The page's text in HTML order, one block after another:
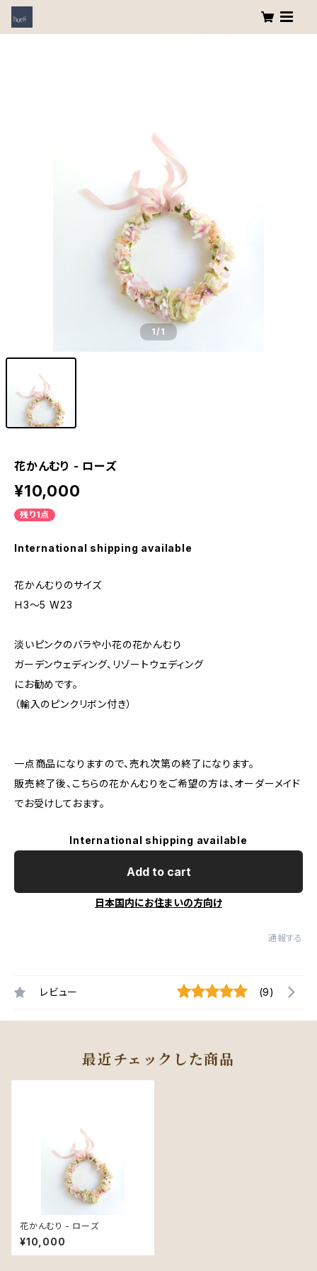
1/1
花かんむり - ローズ
¥10,000
残り1点
International shipping available
花かんむりのサイズ
Ｈ3〜5 W23
淡いピンクのバラや小花の花かんむり
ガーデンウェディング、リゾートウェディング
にお勧めです。
（輸入のピンクリボン付き）
一点商品になりますので、売れ次第の終了になります。
販売終了後、こちらの花かんむりをご希望の方は、オーダーメイド
でお受けしておます。
International shipping available
Add to cart
日本国内にお住まいの方向け
通報する
レビュー (9)
最近チェックした商品
花かんむり - ローズ
¥10,000